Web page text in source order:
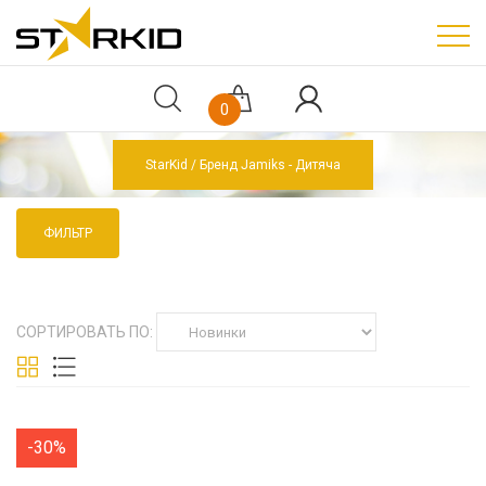
0
StarKid Бренд Jamiks - Дитяча
ФИЛЬТР
СОРТИРОВАТЬ ПО:
-30%